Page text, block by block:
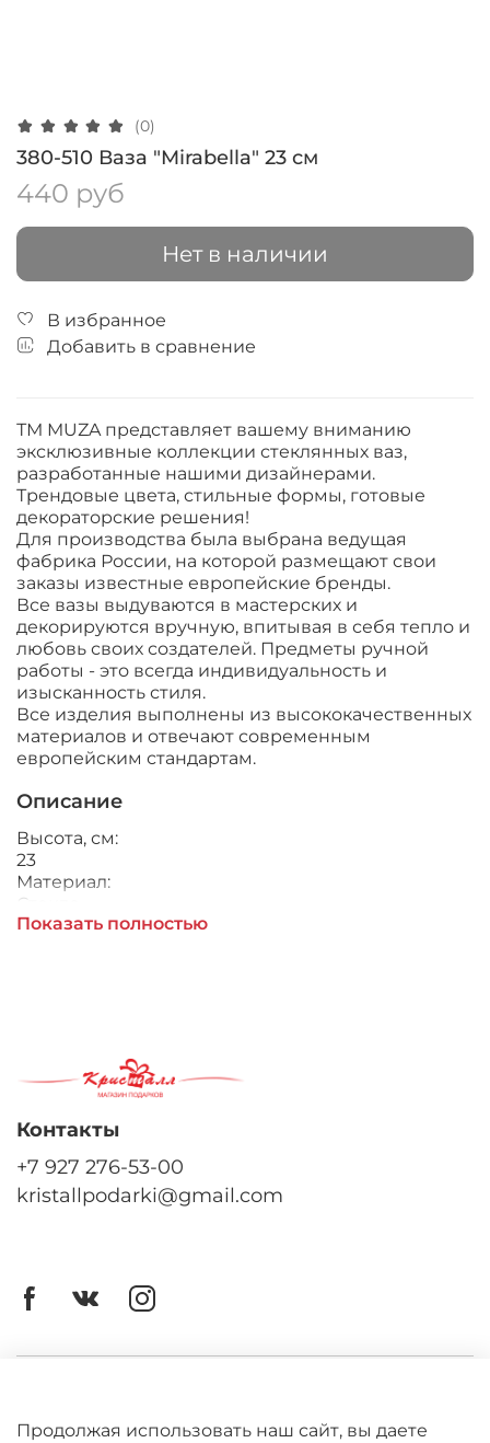
(0)
380-510 Ваза "Mirabella" 23 см
440 руб
Нет в наличии
В избранное
Добавить в сравнение
ТМ MUZA представляет вашему вниманию
эксклюзивные коллекции стеклянных ваз,
разработанные нашими дизайнерами.
Трендовые цвета, стильные формы, готовые
декораторские решения!
Для производства была выбрана ведущая
фабрика России, на которой размещают свои
заказы известные европейские бренды.
Все вазы выдуваются в мастерских и
декорируются вручную, впитывая в себя тепло и
любовь своих создателей. Предметы ручной
работы - это всегда индивидуальность и
изысканность стиля.
Все изделия выполнены из высококачественных
материалов и отвечают современным
европейским стандартам.
Описание
Высота, см:
23
Материал:
Стекло
Показать полностью
Оферта
Контакты
+7 927 276-53-00
kristallpodarki@gmail.com
Продолжая использовать наш сайт, вы даете